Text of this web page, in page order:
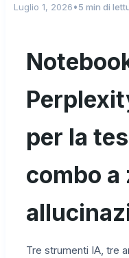
Luglio 1, 2026•5 min di
per la
combo a
Tre strumenti IA, tre